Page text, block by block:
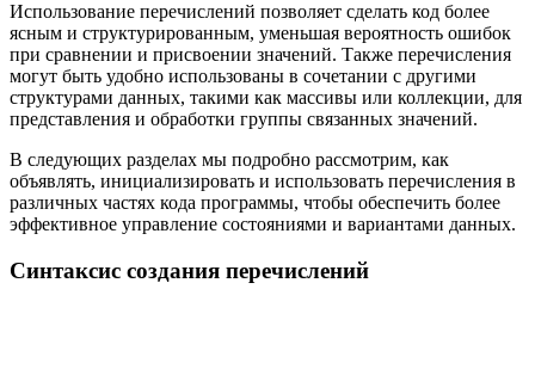
Использование перечислений позволяет сделать код более
ясным и структурированным, уменьшая вероятность ошибок
при сравнении и присвоении значений. Также перечисления
могут быть удобно использованы в сочетании с другими
структурами данных, такими как массивы или коллекции, для
представления и обработки группы связанных значений.
В следующих разделах мы подробно рассмотрим, как
объявлять, инициализировать и использовать перечисления в
различных частях кода программы, чтобы обеспечить более
эффективное управление состояниями и вариантами данных.
Синтаксис создания перечислений